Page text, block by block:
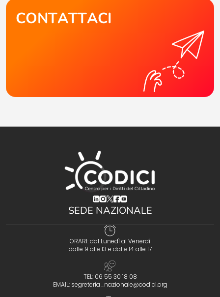
CONTATTACI
(opens in a new tab)
(opens in a new tab)
(opens in a new tab)
(opens in a new tab)
(opens in a new tab)
SEDE NAZIONALE
ORARI: dal Lunedì al Venerdì
dalle 9 alle 13 e dalle 14 alle 17
TEL: 06 55 30 18 08
EMAIL: segreteria_nazionale@codici.org